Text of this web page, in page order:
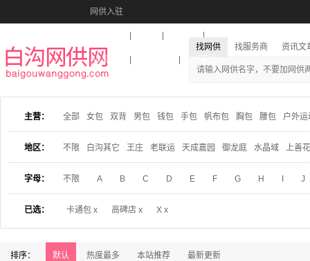
网供入驻
收藏本站
找网供 找服务商 资讯文
主营： 全部 女包 双背 男包 钱包 手包 帆布包 胸包 腰包 户外运
地区： 不限 白沟其它 王庄 老联运 天成嘉园 御龙庭 水晶域 上善
字母： 不限 A B C D E F G H J
已选： 卡通包 x 高碑店 x X x
排序： 默认 热度最多 本站推荐 最新更新